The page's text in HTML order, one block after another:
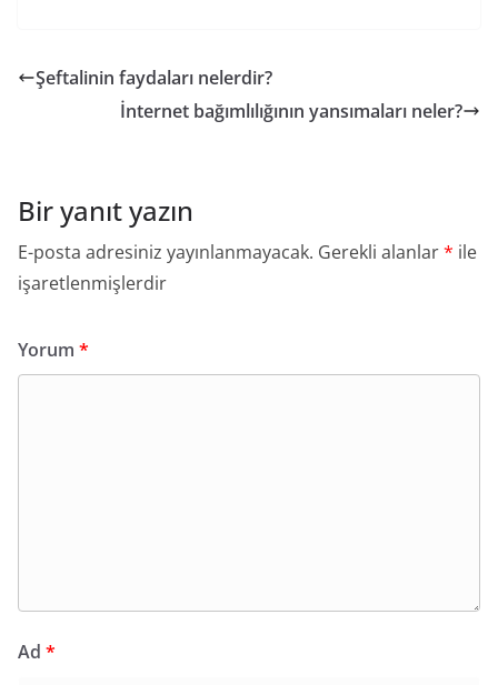
Şeftalinin faydaları nelerdir?
İnternet bağımlılığının yansımaları neler?
Bir yanıt yazın
E-posta adresiniz yayınlanmayacak. Gerekli alanlar* ile
işaretlenmişlerdir
Yorum *
Ad *